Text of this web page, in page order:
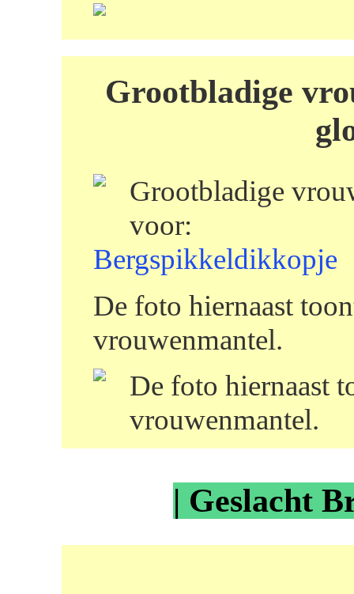
Grootbladige
Grootbladige
voor:
Bergspikkeldikkopje
De foto hiernaast
vrouwenmantel.
De foto hiernaast
vrouwenmantel.
| Geslacht